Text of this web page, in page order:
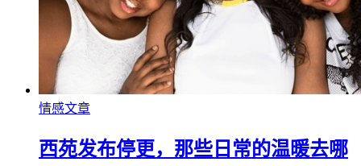
情感文章
西苑发布停更，那些日常的温暖去哪